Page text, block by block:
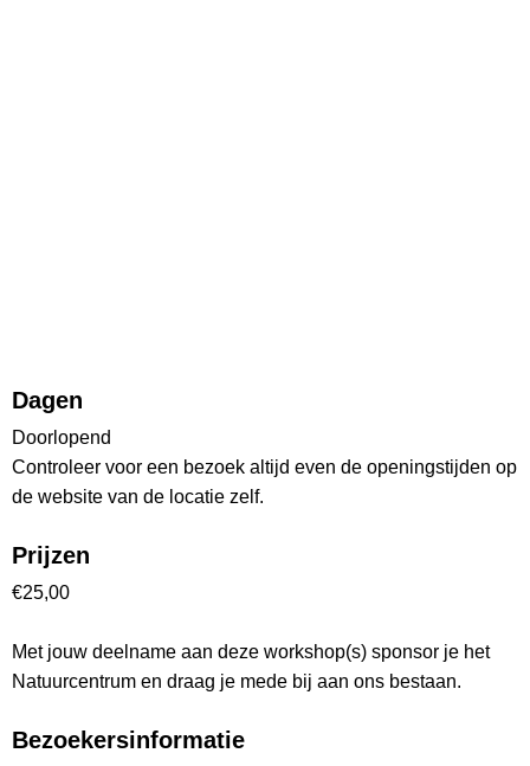
Dagen
Doorlopend
Controleer voor een bezoek altijd even de openingstijden op
de website van de locatie zelf.
Prijzen
€25,00
Met jouw deelname aan deze workshop(s) sponsor je het
Natuurcentrum en draag je mede bij aan ons bestaan.
Bezoekersinformatie